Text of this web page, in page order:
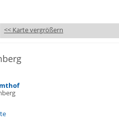
<< Karte vergrößern